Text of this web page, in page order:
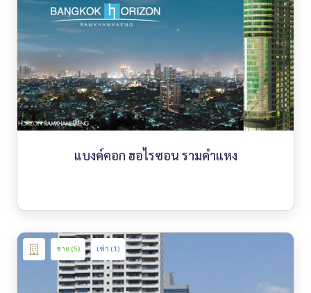
แบงค์คอก ฮอไรซอน รามคำแหง
ขาย (5) เช่า (1)